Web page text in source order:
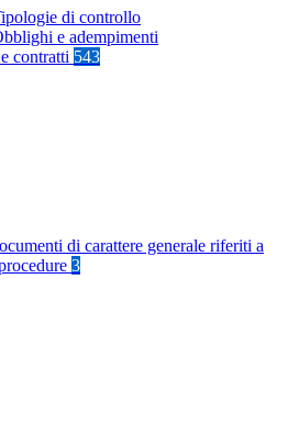
di controllo
e adempimenti
contratti 543
di carattere generale riferiti a
3